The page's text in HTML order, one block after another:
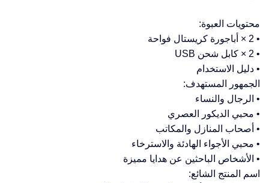
محتويات العبوة:
• 2 × أباجورة كريستال فواحة
• 2 × كابل شحن USB
• دليل الاستخدام
الجمهور المستهدف:
• الرجال والنساء
• محبي الديكور العصري
• أصحاب المنازل والمكاتب
• محبي الأجواء الهادئة والاسترخاء
• الأشخاص الباحثين عن هدايا مميزة
اسم المنتج الشائع: